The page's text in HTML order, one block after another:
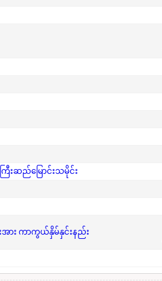
ြီးဆည်မြောင်းသမိုင်း
အား ကာကွယ်နှိမ်နှင်းနည်း